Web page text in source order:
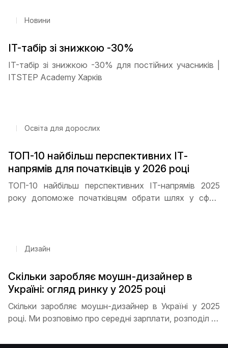
Новини
IT-табір зі знижкою -30%
IT-табір зі знижкою -30% для постійних учасників |
ITSTEP Academy Харків
Освіта для дорослих
ТОП-10 найбільш перспективних ІТ-
напрямів для початківців у 2026 році
ТОП-10 найбільш перспективних IT-напрямів 2025
року допоможе початківцям обрати шлях у сфері
кар’єру з нуля
Дизайн
Скільки заробляє моушн-дизайнер в
Україні: огляд ринку у 2025 році
Скільки заробляє моушн-дизайнер в Україні у 2025
році. Ми розповімо про середні зарплати, розподіл за
роботи, а також поради, як швидко прокачати